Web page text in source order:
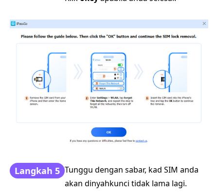
Langkah 5 Tunggu dengan sabar, kad SIM anda
akan dinyahkunci tidak lama lagi.